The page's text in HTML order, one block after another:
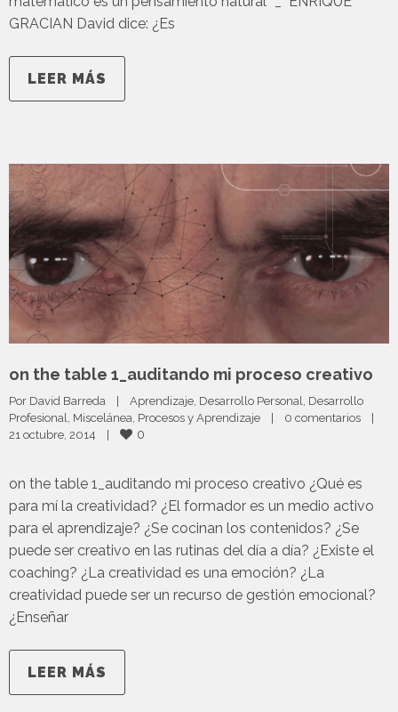
GRACIAN David dice: ¿Es
LEER MÁS
on the table 1_auditando mi proceso creativo
Por David Barreda | Aprendizaje Desarrollo Personal Desarrollo
Profesional Miscelánea Procesos y Aprendizaje | 0 comentarios
|
21 octubre, 2014 | 0
on the table 1_auditando mi proceso creativo ¿Qué es
para mí la creatividad? ¿El formador es un medio activo
para el aprendizaje? ¿Se cocinan los contenidos? ¿Se
puede ser creativo en las rutinas del día a día? ¿Existe el
coaching? ¿La creatividad es una emoción? ¿La
creatividad puede ser un recurso de gestión emocional?
¿Enseñar
LEER MÁS